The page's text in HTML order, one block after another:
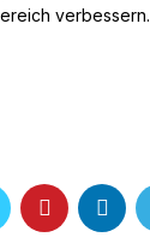
verbessern.